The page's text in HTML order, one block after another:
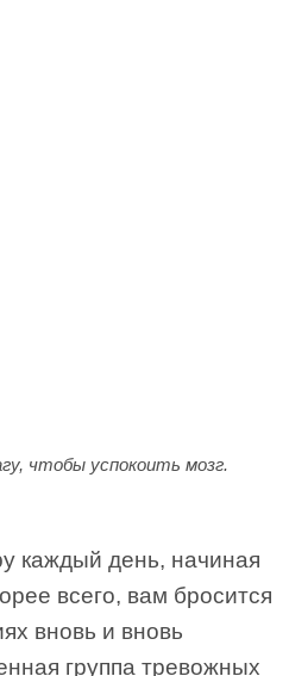
чтобы успокоить мозг.
каждый день, начиная
всего, вам бросится
вновь и вновь
группа тревожных